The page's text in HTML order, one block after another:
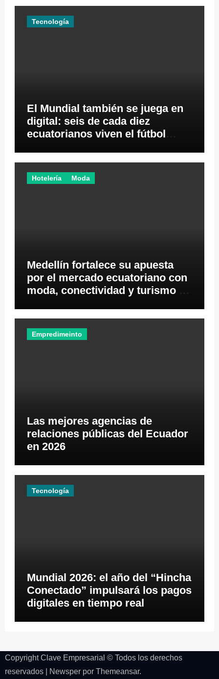
Tecnología
El Mundial también se juega en
digital: seis de cada diez
ecuatorianos viven el fútbol
Hotelería Moda
Medellín fortalece su apuesta
por el mercado ecuatoriano con
moda, conectividad y turismo de
Empredimeinto
Las mejores agencias de
relaciones públicas del Ecuador
en 2026
Tecnología
Mundial 2026: el año del “Hincha
Conectado” impulsará los pagos
digitales en tiempo real
Copyright Clave Empresarial © Todos los derechos
reservados
Newsperpor Themeansar.